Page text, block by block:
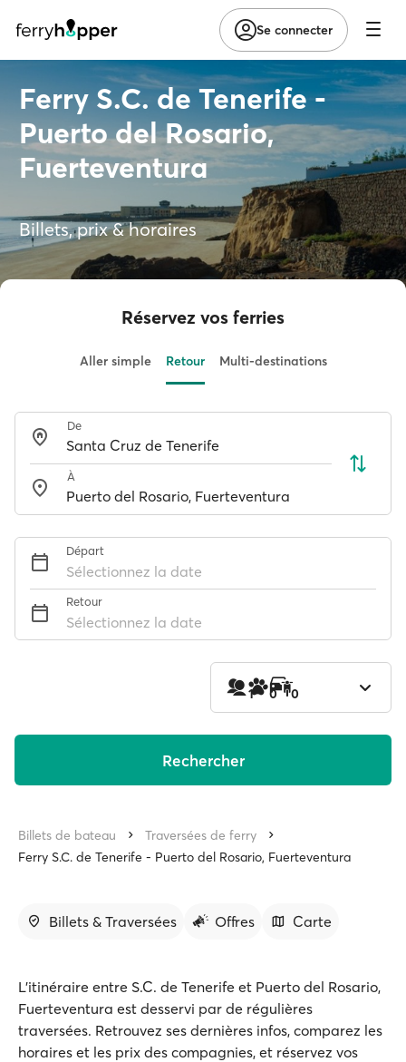
Se connecter
Ferry S.C. de Tenerife -
Puerto del Rosario,
Fuerteventura
Billets, prix & horaires
Réservez vos ferries
Aller simple Retour Multi-destinations
De
À
Départ
Sélectionnez la date
Retour
Sélectionnez la date
1 0 0
Rechercher
Billets de bateau
Traversées de ferry
Ferry S.C. de Tenerife - Puerto del Rosario, Fuerteventura
Billets & Traversées Offres Carte
L'itinéraire entre S.C. de Tenerife et Puerto del Rosario,
Fuerteventura est desservi par de régulières
traversées. Retrouvez ses dernières infos, comparez les
horaires et les prix des compagnies, et réservez vos